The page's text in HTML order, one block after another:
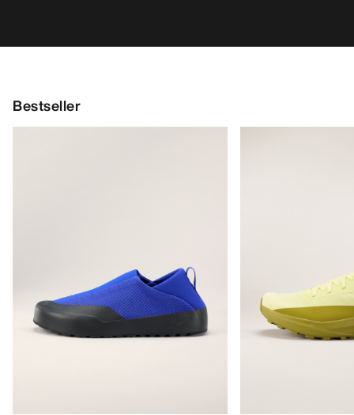
Bestseller